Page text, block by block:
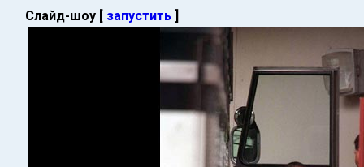
Слайд-шоу [ запустить ]